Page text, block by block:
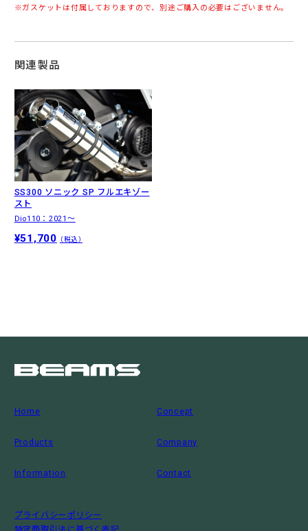
ガスケットは付属しておりますので、別途ご購入の必要はございません。
関連製品
SS300 ソニック SP フルエキゾー
スト
Dio110：2021〜
¥51,700 （税込）
Home Concept
Products Company
Information Contact
プライバシーポリシー